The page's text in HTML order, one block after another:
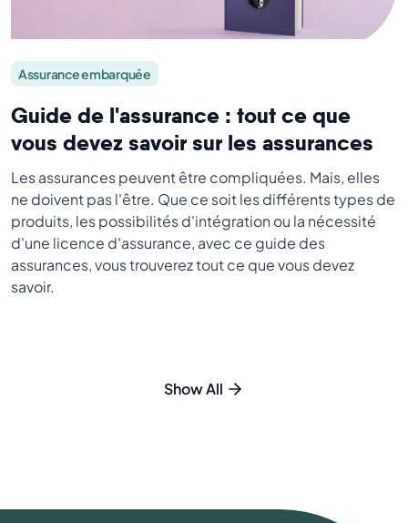
Assurance embarquée
Guide de l'assurance : tout ce que
vous devez savoir sur les assurances
Les assurances peuvent être compliquées. Mais, elles
ne doivent pas l'être. Que ce soit les différents types de
produits, les possibilités d'intégration ou la nécessité
d'une licence d'assurance, avec ce guide des
assurances, vous trouverez tout ce que vous devez
savoir.
Show All